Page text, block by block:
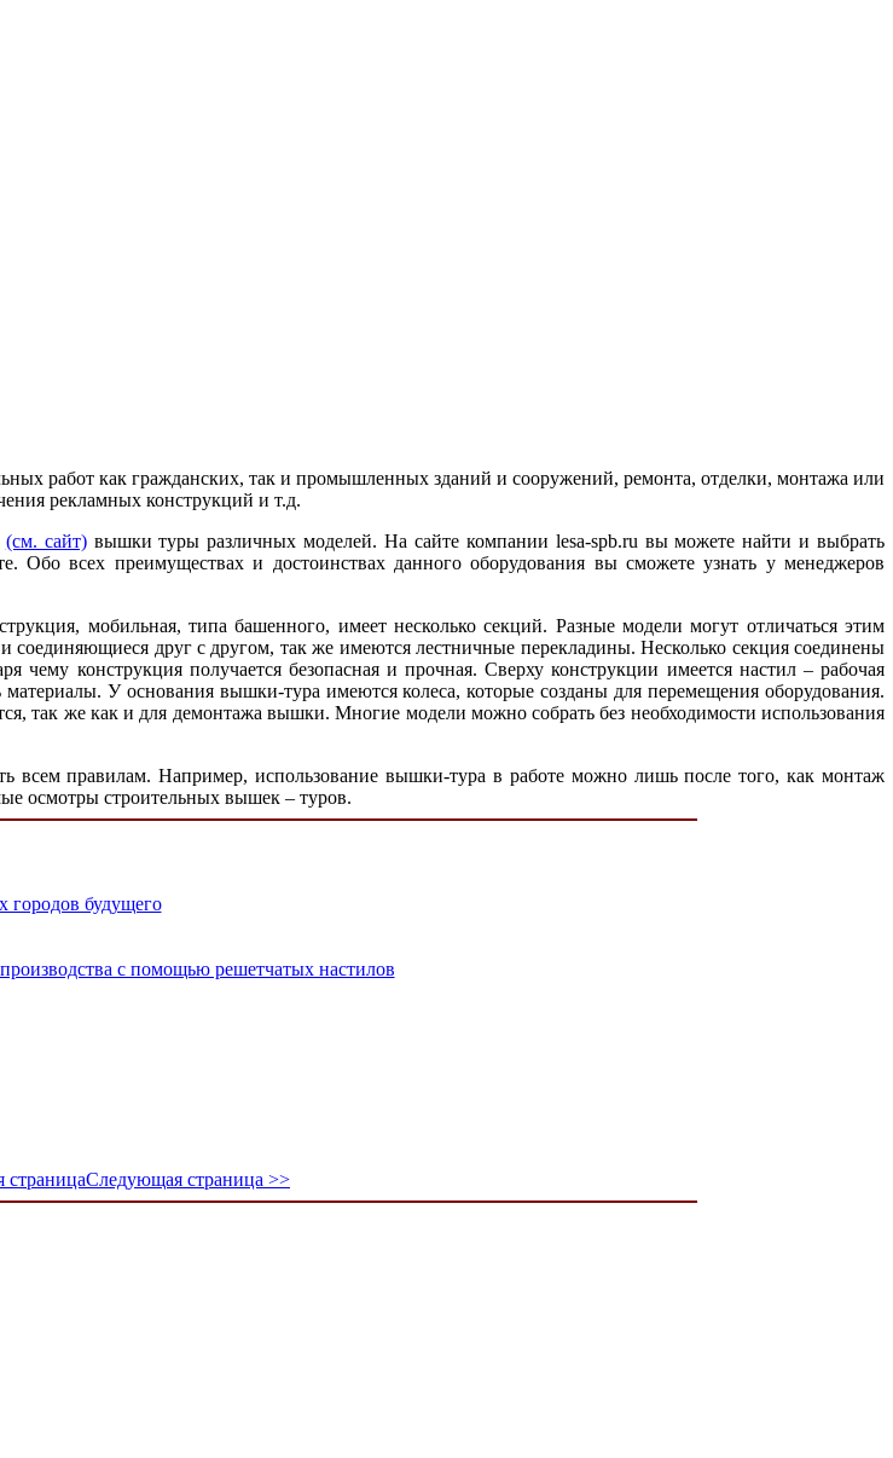
работ как гражданских, так и промышленных зданий и сооружений, ремонта, отделки, монтажа или
рекламных конструкций и т.д.
(см. сайт)вышки туры различных моделей. На сайте компании lesa-spb.ru вы можете найти и выбрать
Обо всех преимуществах и достоинствах данного оборудования вы сможете узнать у менеджеров
мобильная, типа башенного, имеет несколько секций. Разные модели могут отличаться этим
друг с другом, так же имеются лестничные перекладины. Несколько секция соединены
чему конструкция получается безопасная и прочная. Сверху конструкции имеется настил – рабочая
У основания вышки-тура имеются колеса, которые созданы для перемещения оборудования.
так же как и для демонтажа вышки. Многие модели можно собрать без необходимости использования
правилам. Например, использование вышки-тура в работе можно лишь после того, как монтаж
осмотры строительных вышек – туров.
городов будущего
с помощью решетчатых настилов
Следующая страница >>